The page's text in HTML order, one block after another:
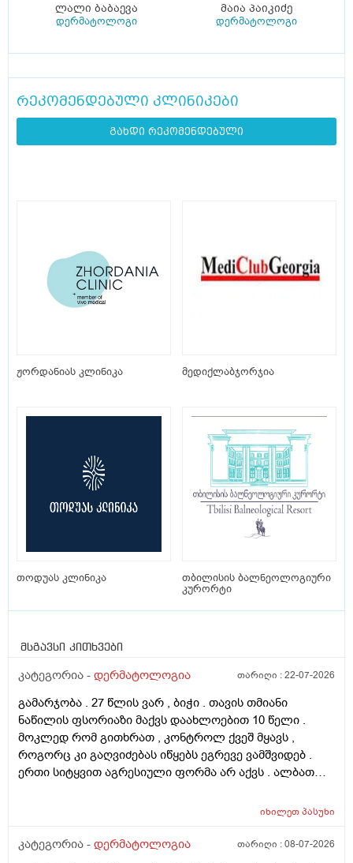
ლალი ბაბაევა
დერმატოლოგი
მაია პაიკიძე
დერმატოლოგი
რეკომენდებული კლინიკები
გახდი რეკომენდებული
ჟორდანიას კლინიკა მედიქლაბჯორჯია
თოდუას კლინიკა
თბილისის ბალნეოლოგიური
კურორტი
მსგავსი კითხვები
კატეგორია - დერმატოლოგია თარიღი :22-07-2026
გამარჯობა . 27 წლის ვარ , ბიჭი . თავის თმიანი
ნაწილის ფსორიაზი მაქვს დაახლოებით 10 წელი .
მოკლედ რომ გითხრათ , კონტროლ ქვეშ მყავს ,
როგორც კი გაღვიძებას იწყებს ეგრევე ვამშვიდებ .
ერთი სიტყვით აგრესიული ფორმა არ აქვს . ალბათ
ასაკი და გენეტიკა , ზუსტად ვერ გეტყვით მაგრამ
შუბლის ხაზიც გადაწეულია უკვე აშკარად . ჩემი
იხილეთპასუხი
კატეგორია - დერმატოლოგია თარიღი :08-07-2026